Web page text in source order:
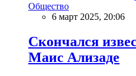
Общество
6 март 2025, 20:06
Скончался
Маис Ализаде